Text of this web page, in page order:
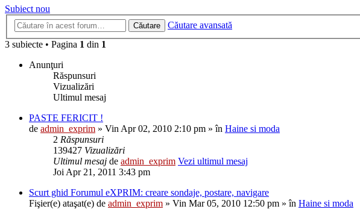
Subiect nou
Căutare
Căutare avansată
3 subiecte • Pagina 1 din 1
Anunţuri
Răspunsuri
Vizualizări
Ultimul mesaj
PASTE FERICIT !
de admin_exprim » Vin Apr 02, 2010 2:10 pm » în Haine si moda
2 Răspunsuri
139427 Vizualizări
Ultimul mesaj de admin_exprim Vezi ultimul mesaj
Joi Apr 21, 2011 3:43 pm
Scurt ghid Forumul eXPRIM: creare sondaje, postare, navigare
Fişier(e) ataşat(e) de admin_exprim » Vin Mar 05, 2010 12:50 pm » în Haine si moda